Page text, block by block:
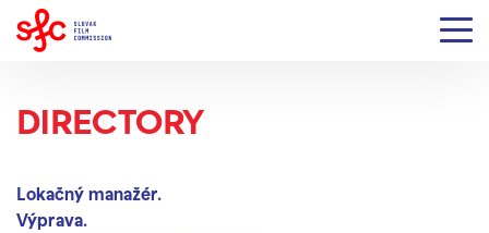
DIRECTORY
Production Fixer
Lokačný manažér.
Výprava.